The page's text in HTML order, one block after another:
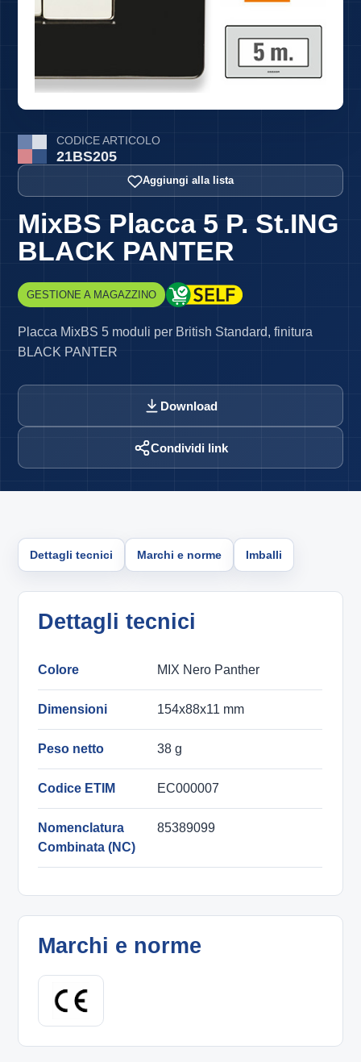
CODICE ARTICOLO
21BS205
Aggiungi alla lista
MixBS Placca 5 P. St.ING
BLACK PANTER
GESTIONE A MAGAZZINO
Placca MixBS 5 moduli per British Standard, finitura
BLACK PANTER
Download
Condividi link
Dettagli tecnici Marchi e norme Imballi
Dettagli tecnici
Colore MIX Nero Panther
Dimensioni 154x88x11 mm
Peso netto 38 g
Codice ETIM EC000007
Nomenclatura
Combinata (NC)
85389099
Marchi e norme